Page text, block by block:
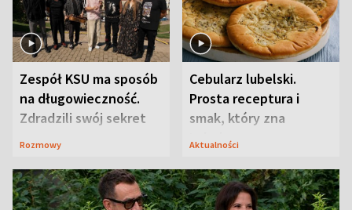
Zespół KSU ma sposób
na długowieczność.
Zdradzili swój sekret
Rozmowy
Cebularz lubelski.
Prosta receptura i
smak, który zna
Lubelszczyzna
Aktualności